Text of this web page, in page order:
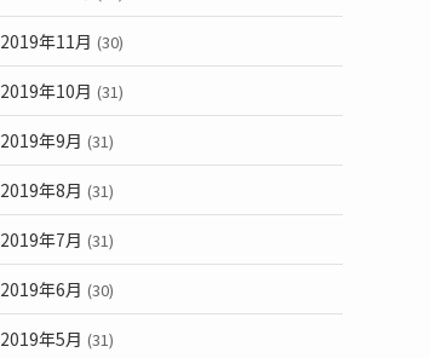
2019年11月 (30)
2019年10月 (31)
2019年9月 (31)
2019年8月 (31)
2019年7月 (31)
2019年6月 (30)
2019年5月 (31)